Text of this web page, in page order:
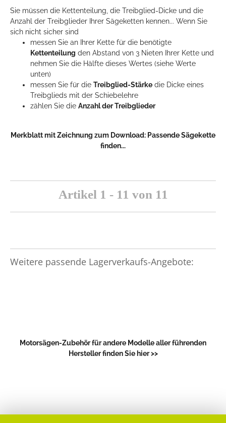
Sie müssen die Kettenteilung, die Treibglied-Dicke und die
Anzahl der Treibglieder Ihrer Sägeketten kennen... Wenn Sie
sich nicht sicher sind
messen Sie an Ihrer Kette für die benötigte
Kettenteilung den Abstand von 3 Nieten Ihrer Kette und
nehmen Sie die Hälfte dieses Wertes (siehe Werte
unten)
messen Sie für die Treibglied-Stärke die Dicke eines
Treibglieds mit der Schiebelehre
zählen Sie die Anzahl der Treibglieder
Merkblatt mit Zeichnung zum Download: Passende Sägekette
finden...
Artikel 1 - 11 von 11
Weitere passende Lagerverkaufs-Angebote:
Motorsägen-Zubehör für andere Modelle aller führenden
Hersteller finden Sie hier >>